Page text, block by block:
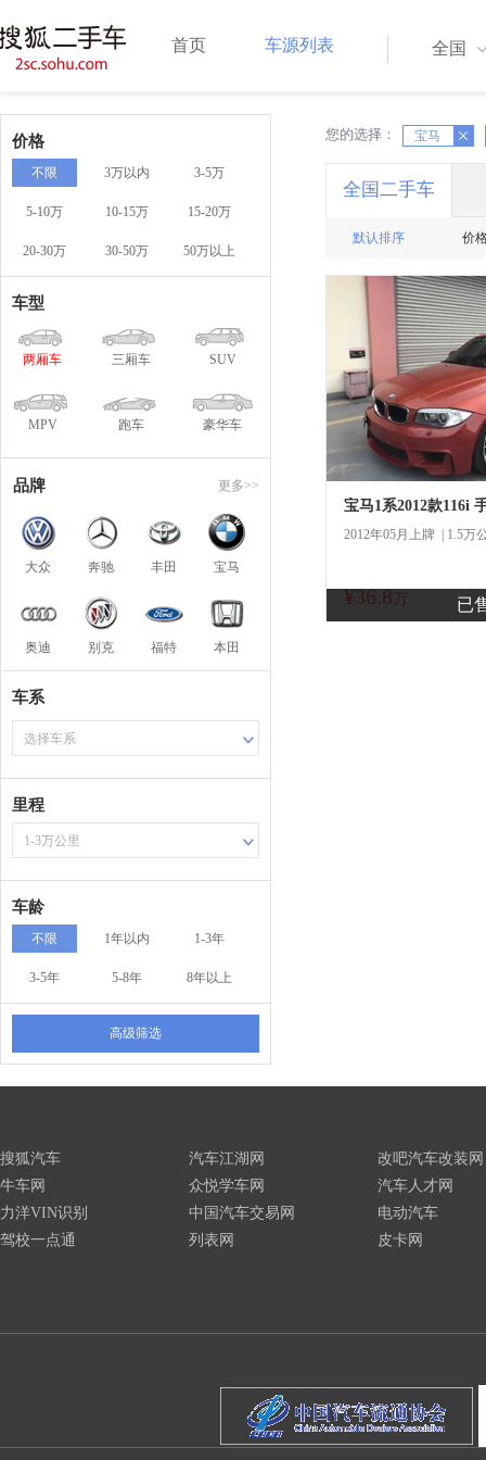
首页 车源列表 全国
价格
不限 3万以内 3-5万
5-10万 10-15万 15-20万
20-30万 30-50万 50万以上
车型
两厢车 三厢车 SUV
MPV 跑车 豪华车
品牌 更多>>
大众 奔驰 丰田 宝马
奥迪 别克 福特 本田
车系
选择车系
里程
1-3万公里
车龄
不限 1年以内 1-3年
3-5年 5-8年 8年以上
高级筛选
您的选择： 宝马
X X
全国二手车
默认排序 价
已
宝马1系2012款116i
2012年05月上牌 | 1.5万
¥36.8 万 商
搜狐汽车
牛车网
力洋VIN识别
驾校一点通
汽车江湖网
众悦学车网
中国汽车交易网
列表网
改吧汽车改装网
汽车人才网
电动汽车
皮卡网